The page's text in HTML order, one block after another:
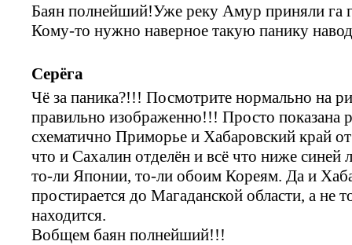
Баян полнейший!Уже реку Амур приняли га
Кому-то нужно наверное такую панику
Серёга
Чё за паника?!!! Посмотрите нормально на
правильно изображенно!!! Просто показана
схематично Приморье и Хабаровский край
что и Сахалин отделён и всё что ниже
то-ли Японии, то-ли обоим Кореям. Да и
простирается до Магаданской области, а
находится.
Вобщем баян полнейший!!!